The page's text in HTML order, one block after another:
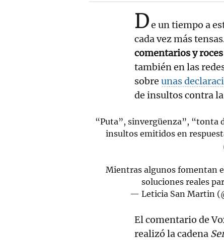
De un tiempo a
cada vez más
comentarios y
también en las
sobre unas
de insultos contra
“Puta”, sinvergüenza”, “tonta
insultos emitidos en
Mientras algunos fomentan
soluciones reales
— Leticia San Martin
El comentario de
realizó la cadena